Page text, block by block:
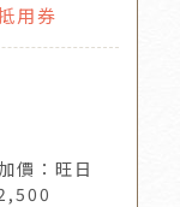
用券
價：旺日